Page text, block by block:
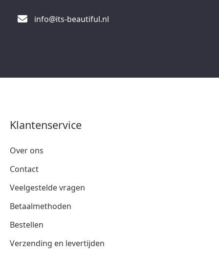
info@its-beautiful.nl
Klantenservice
Over ons
Contact
Veelgestelde vragen
Betaalmethoden
Bestellen
Verzending en levertijden